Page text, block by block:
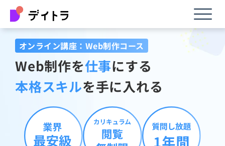
オンライン講座：Web制作コース
Web制作を仕事にする
本格スキルを手に入れる